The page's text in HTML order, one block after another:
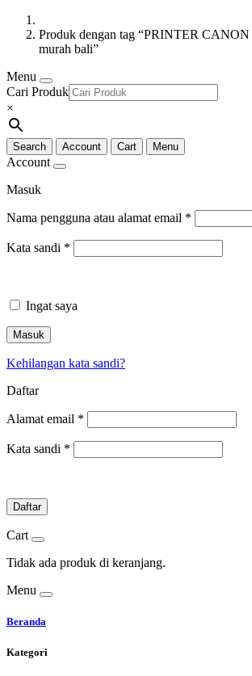
Produk dengan tag “PRINTER CANON
murah bali”
Menu
Cari Produk
×
Search Account Cart Menu
Account
Masuk
Nama pengguna atau alamat email *
Kata sandi *
Ingat saya
Masuk
Kehilangan kata sandi?
Daftar
Alamat email *
Kata sandi *
Daftar
Cart
Tidak ada produk di keranjang.
Menu
Beranda
Kategori